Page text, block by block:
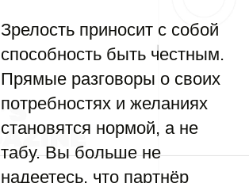
Зрелость приносит с собой
способность быть честным.
Прямые разговоры о своих
потребностях и желаниях
становятся нормой, а не
табу. Вы больше не
надеетесь, что партнёр